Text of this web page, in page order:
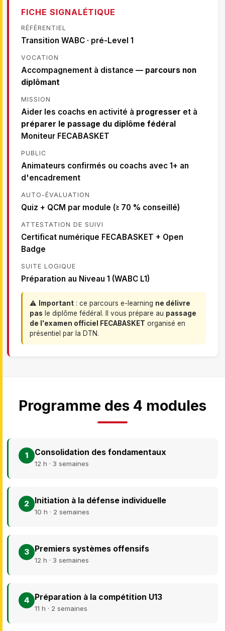
FICHE SIGNALÉTIQUE
RÉFÉRENTIEL
Transition WABC · pré-Level 1
VOCATION
Accompagnement à distance — parcours non
diplômant
MISSION
Aider les coachs en activité à progresser et à
préparer le passage du diplôme fédéral
Moniteur FECABASKET
PUBLIC
Animateurs confirmés ou coachs avec 1+ an
d'encadrement
AUTO-ÉVALUATION
Quiz + QCM par module (≥ 70 % conseillé)
ATTESTATION DE SUIVI
Certificat numérique FECABASKET + Open
Badge
SUITE LOGIQUE
Préparation au Niveau 1 (WABC L1)
⚠️ Important : ce parcours e-learning ne délivre
pas le diplôme fédéral. Il vous prépare au passage
de l'examen officiel FECABASKET organisé en
présentiel par la DTN.
Programme des 4 modules
1 Consolidation des fondamentaux
12 h · 3 semaines
2 Initiation à la défense individuelle
10 h · 2 semaines
3 Premiers systèmes offensifs
12 h · 3 semaines
4 Préparation à la compétition U13
11 h · 2 semaines